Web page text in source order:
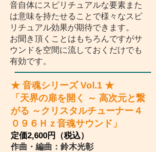
音自体にスピリチュアルな要素また
は意味を持たせることで様々なスピ
リチュアル効果が期待できます。
お聞き頂くことはもちろんですがサ
ウンドを空間に流しておくだけでも
有効です。
★ 音魂シリーズ Vol.1 ★
「天界の扉を開く ～ 高次元と繋
がる ～クリスタルチューナー４
０９６Ｈｚ音魂サウンド」
定価2,600円（税込）
​作曲・編曲：鈴木光彰